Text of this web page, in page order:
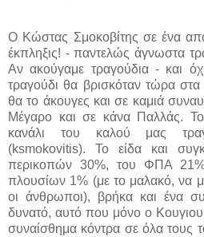
Ο Κώστας Σμοκοβίτης σε ένα
έκπληξις! - παντελώς άγνωστα
Αν ακούγαμε τραγούδια - και
τραγούδι θα βρισκόταν τώρα
θα το άκουγες και σε καμιά
Μέγαρο και σε κάνα Παλλάς.
κανάλι του καλού μας
(ksmokovitis). Το είδα και
περικοπών 30%, του ΦΠΑ
πλουσίων 1% (με το μαλακό, να
οι άνθρωποι), βρήκα και ένα
δυνατό, αυτό που μόνο ο
συναίσθημα κόντρα σε όλα τους